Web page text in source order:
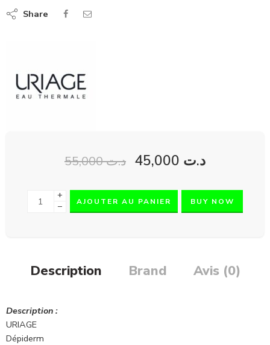
Share
د.ت55,000 د.ت
+
−
AJOUTER AU PANIER BUY NOW
Description Brand Avis (0)
Description :
URIAGE
Dépiderm